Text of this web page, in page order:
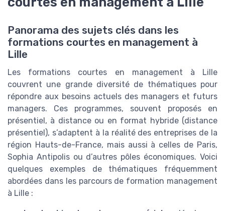
Panorama des sujets clés dans les
formations courtes en management à
Lille
Les formations courtes en management à Lille
couvrent une grande diversité de thématiques pour
répondre aux besoins actuels des managers et futurs
managers. Ces programmes, souvent proposés en
présentiel, à distance ou en format hybride (distance
présentiel), s’adaptent à la réalité des entreprises de la
région Hauts-de-France, mais aussi à celles de Paris,
Sophia Antipolis ou d’autres pôles économiques. Voici
quelques exemples de thématiques fréquemment
abordées dans les parcours de formation management
à Lille :